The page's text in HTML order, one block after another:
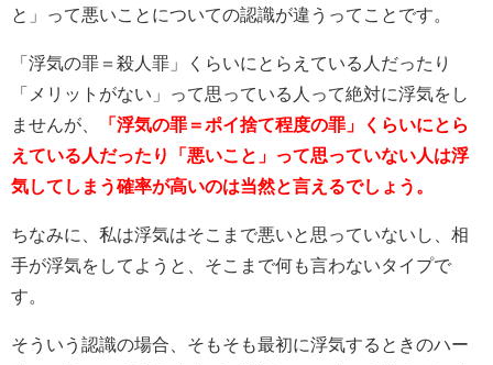
と」って悪いことについての認識が違うってことです。
「浮気の罪＝殺人罪」くらいにとらえている人だったり
「メリットがない」って思っている人って絶対に浮気をし
ませんが、
「浮気の罪＝ポイ捨て程度の罪」くらいにとら
えている人だったり「悪いこと」って思っていない人は浮
気してしまう確率が高いのは当然と言えるでしょう。
ちなみに、私は浮気はそこまで悪いと思っていないし、相
手が浮気をしてようと、そこまで何も言わないタイプで
す。
そういう認識の場合、そもそも最初に浮気するときのハー